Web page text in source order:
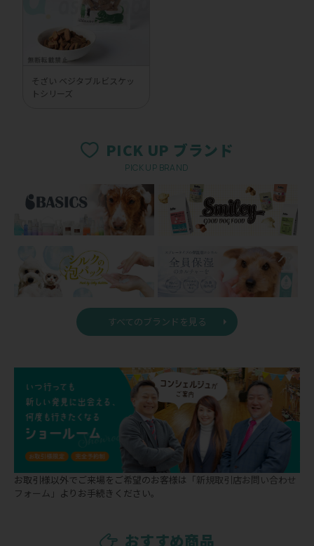
そざい ベジタブルビスケッ
トシリーズ
PICK UP ブランド
PICK UP BRAND
すべてのブランドを見る
お取引様以外でご来場をご希望のお客様は 「新規取引店お問い合わせ
フォーム」 よりお手続きください。
おすすめ商品